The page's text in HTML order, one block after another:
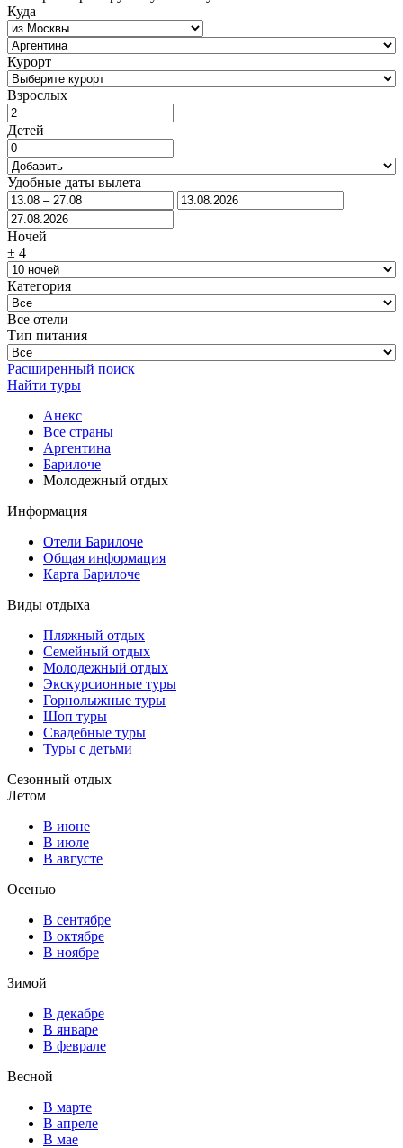
Куда
Курорт
Взрослых
Детей
Удобные даты вылета
Ночей
± 4
Категория
Все отели
Тип питания
Расширенный поиск
Найти туры
Анекс
Все страны
Аргентина
Барилоче
Молодежный отдых
Информация
Отели Барилоче
Общая информация
Карта Барилоче
Виды отдыха
Пляжный отдых
Семейный отдых
Молодежный отдых
Экскурсионные туры
Горнолыжные туры
Шоп туры
Свадебные туры
Туры с детьми
Сезонный отдых
Летом
В июне
В июле
В августе
Осенью
В сентябре
В октябре
В ноябре
Зимой
В декабре
В январе
В феврале
Весной
В марте
В апреле
В мае